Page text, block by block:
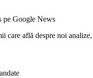
pe Google News
care află despre noi